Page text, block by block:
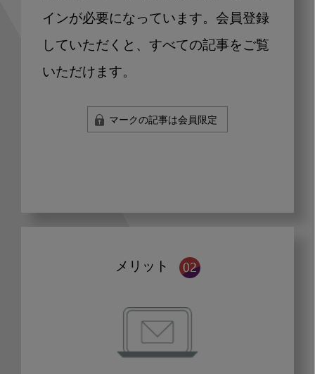
インが必要になっています。会員登録
していただくと、すべての記事をご覧
いただけます。
マークの記事は会員限定
メリット